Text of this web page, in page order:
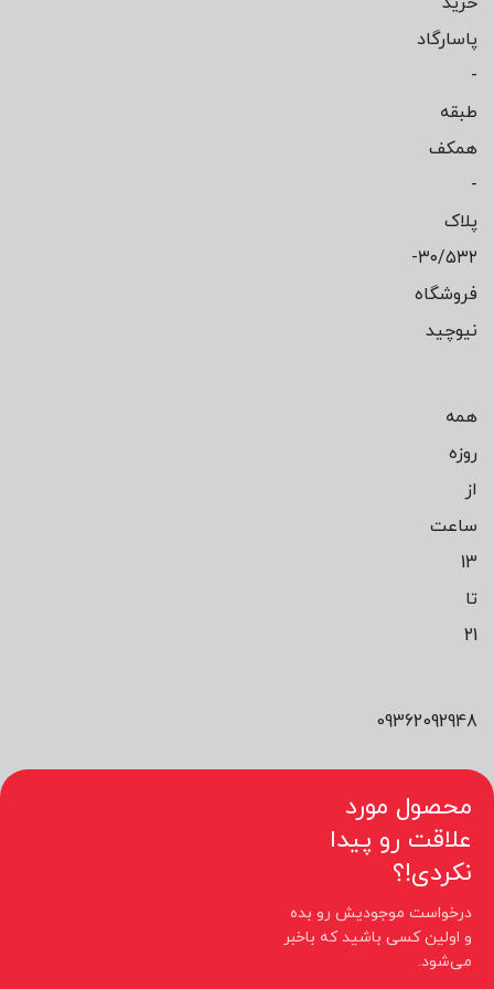
پاسارگاد
-
طبقه
همکف
-
پلاک
۳۰/۵۳۲-
فروشگاه
نیوچید
همه
روزه
از
ساعت
13
تا
21
09362092948
محصول مورد
علاقت رو پیدا
نکردی!؟
درخواست موجودیش رو بده
و اولین کسی باشید که باخبر
می‌شود.